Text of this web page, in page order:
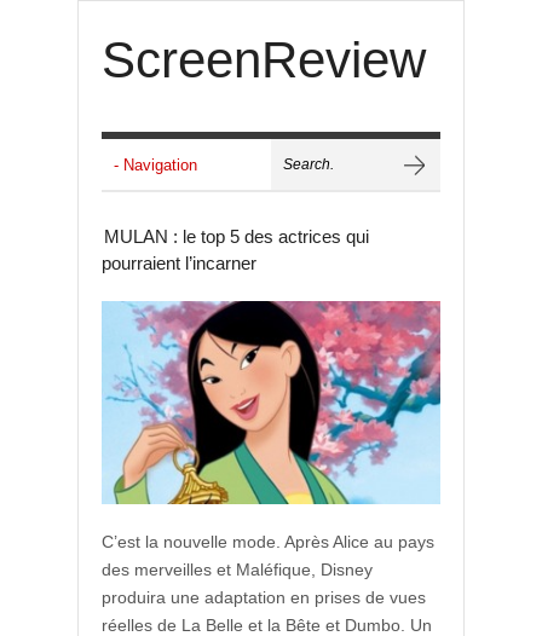
ScreenReview
MULAN : le top 5 des actrices qui
pourraient l’incarner
C’est la nouvelle mode. Après Alice au pays
des merveilles et Maléfique, Disney
produira une adaptation en prises de vues
réelles de La Belle et la Bête et Dumbo. Un